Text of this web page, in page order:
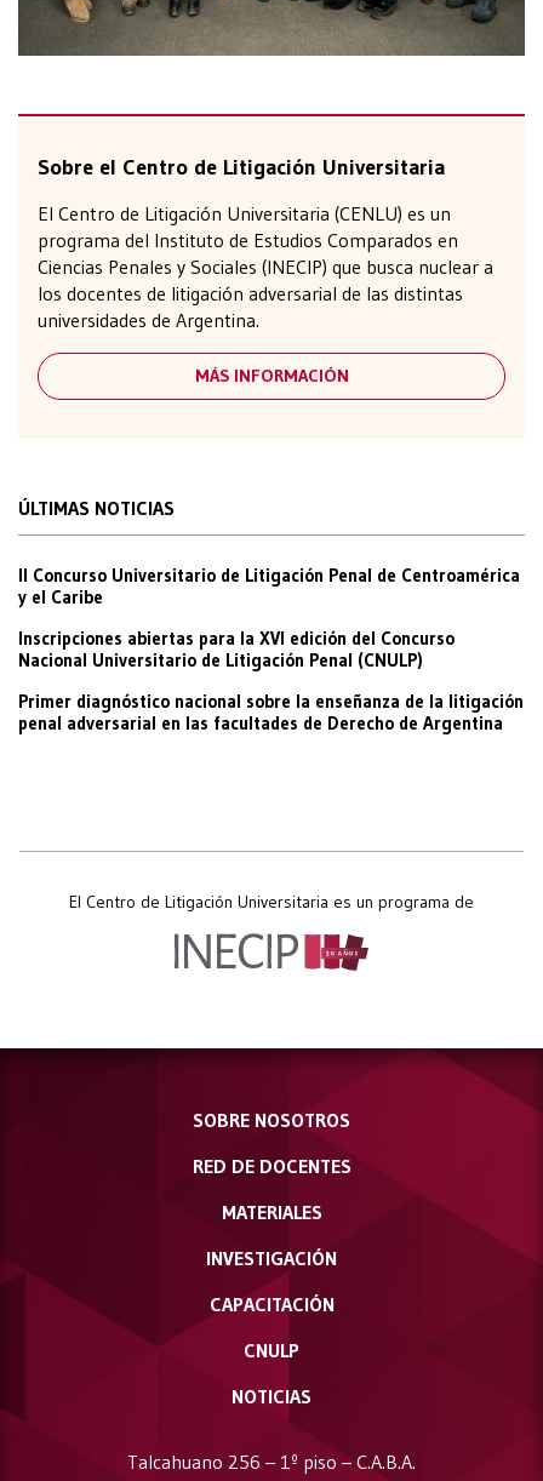
Sobre el Centro de Litigación Universitaria
El Centro de Litigación Universitaria (CENLU) es un
programa del Instituto de Estudios Comparados en
Ciencias Penales y Sociales (INECIP) que busca nuclear a
los docentes de litigación adversarial de las distintas
universidades de Argentina.
MÁS INFORMACIÓN
ÚLTIMAS NOTICIAS
II Concurso Universitario de Litigación Penal de Centroamérica
y el Caribe
Inscripciones abiertas para la XVI edición del Concurso
Nacional Universitario de Litigación Penal (CNULP)
Primer diagnóstico nacional sobre la enseñanza de la litigación
penal adversarial en las facultades de Derecho de Argentina
El Centro de Litigación Universitaria es un programa de
SOBRE NOSOTROS
RED DE DOCENTES
MATERIALES
INVESTIGACIÓN
CAPACITACIÓN
CNULP
NOTICIAS
Talcahuano 256 – 1º piso – C.A.B.A.